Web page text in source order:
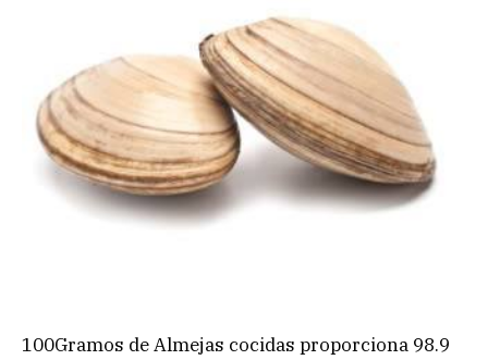
100Gramos de Almejas cocidas proporciona 98.9